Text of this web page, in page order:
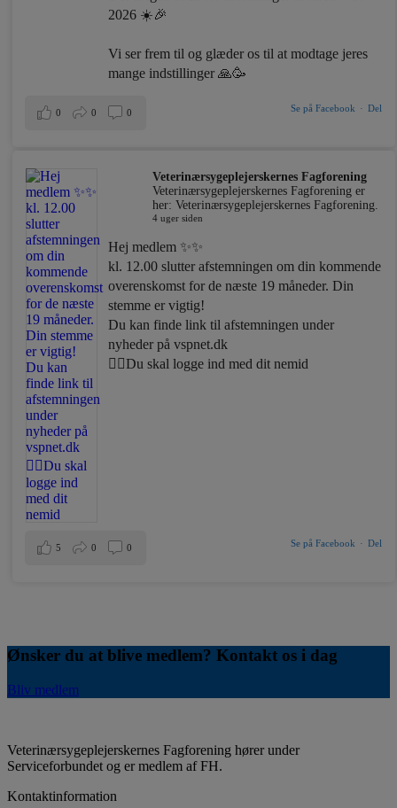
2026 ☀️🎉
Vi ser frem til og glæder os til at modtage jeres
mange indstillinger 🙏🥳
Se på Facebook · Del
0 0 0
Veterinærsygeplejerskernes Fagforening
Veterinærsygeplejerskernes Fagforening er
her: Veterinærsygeplejerskernes Fagforening.
4 uger siden
Hej medlem ✨✨
kl. 12.00 slutter afstemningen om din kommende
overenskomst for de næste 19 måneder. Din
stemme er vigtig!
Du kan finde link til afstemningen under
nyheder på vspnet.dk
☝🏼Du skal logge ind med dit nemid
Se på Facebook · Del
5 0 0
Ønsker du at blive medlem? Kontakt os i dag
Bliv medlem
Veterinærsygeplejerskernes Fagforening hører under
Serviceforbundet og er medlem af FH.
Kontaktinformation